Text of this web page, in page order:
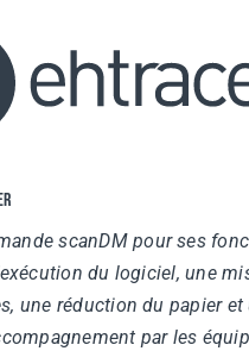
About us
Our offer
News
scanDM pour ses
du logiciel, une
une réduction du papier
par les